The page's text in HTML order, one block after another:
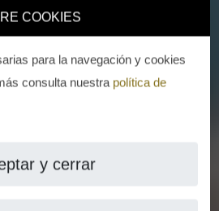
COOKIES
para la navegación y cookies
consulta nuestra política de
y cerrar